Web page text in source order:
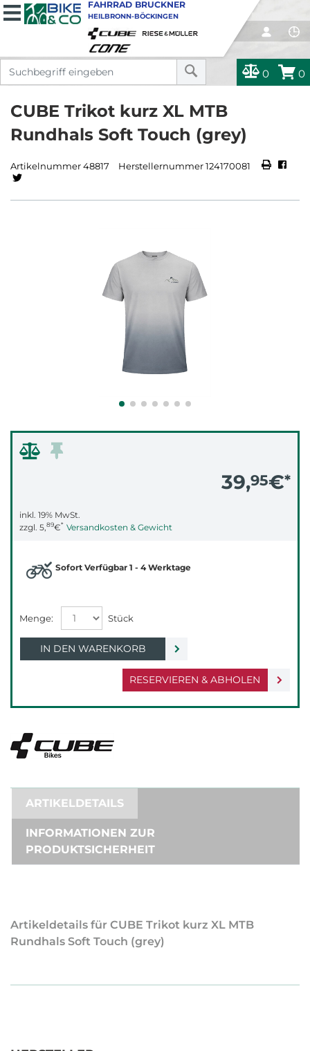
0 0
FAHRRAD BRUCKNER
HEILBRONN-BÖCKINGEN
CUBE Trikot kurz XL MTB
Rundhals Soft Touch (grey)
Artikelnummer 48817 Herstellernummer 124170081
39,95€*
inkl. 19% MwSt.
zzgl. 5,89€* Versandkosten & Gewicht
RESERVIEREN & ABHOLEN
Sofort Verfügbar 1 - 4 Werktage
IN DEN WARENKORB
ARTIKELDETAILS
INFORMATIONEN ZUR
PRODUKTSICHERHEIT
Artikeldetails für CUBE Trikot kurz XL MTB
Rundhals Soft Touch (grey)